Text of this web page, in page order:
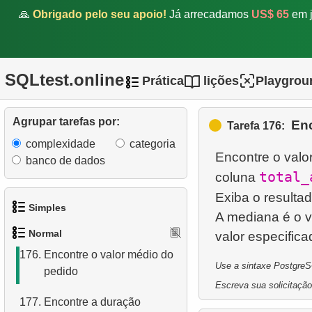
🙏 Obrigado pelo seu apoio! Já arrecadamos US$ 65 em
SQLtest.online Prática lições
Agrupar tarefas por:
complexidade
categoria
banco de dados
Simples
Lista de idiomas
3. Obtenha a lista de nomes
Normal
172.Determine o tipo de
relacionamento
173.Encontre funcionários bem
pagos
174.Encontre o salário médio
175.Encontre a hipotenusa de
176. Encontre o valor médio do
pedido
177. Encontre a duração
Tarefa 176:
Encontre o
coluna
Exiba o
A mediana é o
Use a sintaxe
Escreva sua